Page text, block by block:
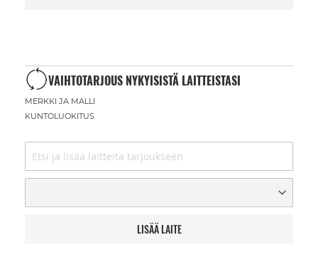
VAIHTOTARJOUS NYKYISISTÄ LAITTEISTASI
MERKKI JA MALLI
KUNTOLUOKITUS
LISÄÄ LAITE